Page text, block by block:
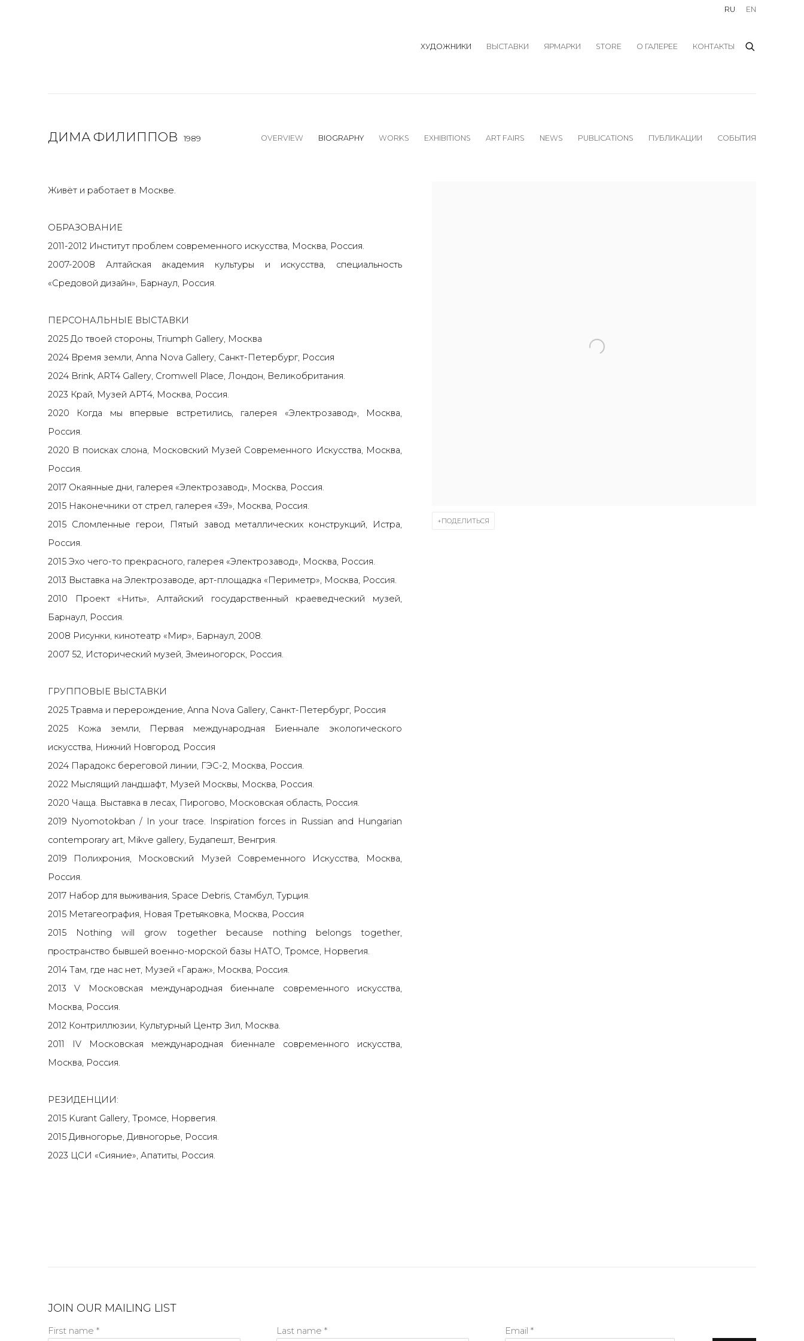
ХУДОЖНИКИ ВЫСТАВКИ ЯРМАРКИ STORE О ГАЛЕРЕЕ КОНТАКТЫ
RU EN
ДИМА ФИЛИППОВ 1989 OVERVIEW BIOGRAPHY WORKS EXHIBITIONS ART FAIRS NEWS PUBLICATIONS ПУБЛИКАЦИИ СОБЫТИЯ
ПОДЕЛИТЬСЯ
Живёт и работает в Москве.
ОБРАЗОВАНИЕ
2011-2012 Институт проблем современного искусства, Москва, Россия.
2007-2008 Алтайская академия культуры и искусства, специальность
«Средовой дизайн», Барнаул, Россия.
ПЕРСОНАЛЬНЫЕ ВЫСТАВКИ
2025 До твоей стороны, Triumph Gallery, Москва
2024 Время земли, Anna Nova Gallery, Санкт-Петербург, Россия
2024 Brink, ART4 Gallery, Cromwell Place, Лондон, Великобритания.
2023 Край, Музей АРТ4, Москва, Россия.
2020 Когда мы впервые встретились, галерея «Электрозавод», Москва,
Россия.
2020 В поисках слона, Московский Музей Современного Искусства, Москва,
Россия.
2017 Окаянные дни, галерея «Электрозавод», Москва, Россия.
2015 Наконечники от стрел, галерея «39», Москва, Россия.
2015 Сломленные герои, Пятый завод металлических конструкций, Истра,
Россия.
2015 Эхо чего-то прекрасного, галерея «Электрозавод», Москва, Россия.
2013 Выставка на Электрозаводе, арт-площадка «Периметр», Москва, Россия.
2010 Проект «Нить», Алтайский государственный краеведческий музей,
Барнаул, Россия.
2008 Рисунки, кинотеатр «Мир», Барнаул, 2008.
2007 52, Исторический музей, Змеиногорск, Россия.
ГРУППОВЫЕ ВЫСТАВКИ
2025 Травма и перерождение, Anna Nova Gallery, Санкт-Петербург, Россия
2025 Кожа земли, Первая международная Биеннале экологического
искусства, Нижний Новгород, Россия
2024 Парадокс береговой линии, ГЭС-2, Москва, Россия.
2022 Мыслящий ландшафт, Музей Москвы, Москва, Россия.
2020 Чаща. Выставка в лесах, Пирогово, Московская область, Россия.
2019 Nyomotokban / In your trace. Inspiration forces in Russian and Hungarian
contemporary art, Mikve gallery, Будапешт, Венгрия.
2019 Полихрония, Московский Музей Современного Искусства, Москва,
Россия.
2017 Набор для выживания, Space Debris, Стамбул, Турция.
2015 Метагеография, Новая Третьяковка, Москва, Россия
2015 Nothing will grow together because nothing belongs together,
пространство бывшей военно-морской базы НАТО, Тромсе, Норвегия.
2014 Там, где нас нет, Музей «Гараж», Москва, Россия.
2013 V Московская международная биеннале современного искусства,
Москва, Россия.
2012 Контриллюзии, Культурный Центр Зил, Москва.
2011 IV Московская международная биеннале современного искусства,
Москва, Россия.
РЕЗИДЕНЦИИ:
2015 Kurant Gallery, Тромсе, Норвегия.
2015 Дивногорье, Дивногорье, Россия.
2023 ЦСИ «Сияние», Апатиты, Россия.
JOIN OUR MAILING LIST
First name * Last name * Email *